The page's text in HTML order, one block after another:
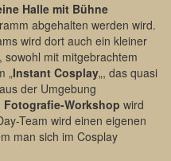
Halle mit Bühne
abgehalten werden wird.
wird dort auch ein kleiner
sowohl mit mitgebrachtem
„Instant Cosplay„, das quasi
der Umgebung
Fotografie-Workshop wird
Team wird einen eigenen
man sich im Cosplay